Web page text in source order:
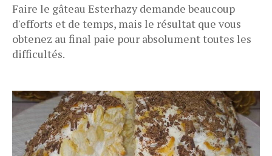
Faire le gâteau Esterhazy demande beaucoup
d'efforts et de temps, mais le résultat que vous
obtenez au final paie pour absolument toutes les
difficultés.